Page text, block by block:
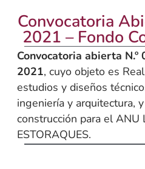
Convocatoria
2021 – Fondo
Convocatoria abierta N.º
2021, cuyo objeto es
estudios y diseños
ingeniería y arquitectura,
construcción para el ANU
ESTORAQUES.